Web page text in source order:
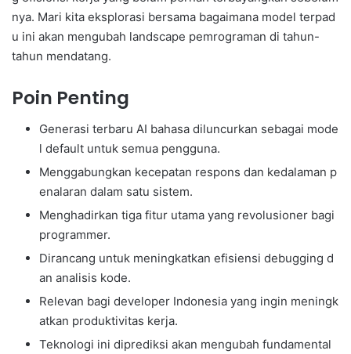
nya. Mari kita eksplorasi bersama bagaimana model terpad
u ini akan mengubah landscape pemrograman di tahun-
tahun mendatang.
Poin Penting
Generasi terbaru AI bahasa diluncurkan sebagai mode
l default untuk semua pengguna.
Menggabungkan kecepatan respons dan kedalaman p
enalaran dalam satu sistem.
Menghadirkan tiga fitur utama yang revolusioner bagi
programmer.
Dirancang untuk meningkatkan efisiensi debugging d
an analisis kode.
Relevan bagi developer Indonesia yang ingin meningk
atkan produktivitas kerja.
Teknologi ini diprediksi akan mengubah fundamental